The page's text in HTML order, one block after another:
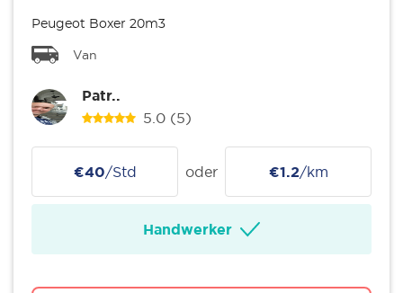
Peugeot Boxer 20m3
Van
Patr..
5.0 (5)
€40/Std oder €1.2/km
Handwerker